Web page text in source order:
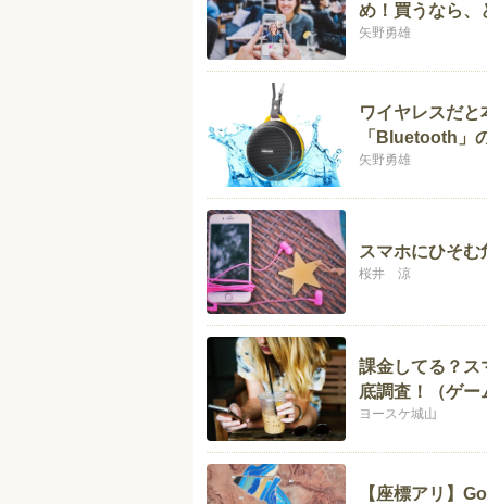
め！買うなら、
矢野勇雄
ワイヤレスだ
「Bluetooth」
矢野勇雄
スマホにひそ
桜井 涼
課金してる？ス
底調査！（ゲー
ヨースケ城山
【座標アリ】